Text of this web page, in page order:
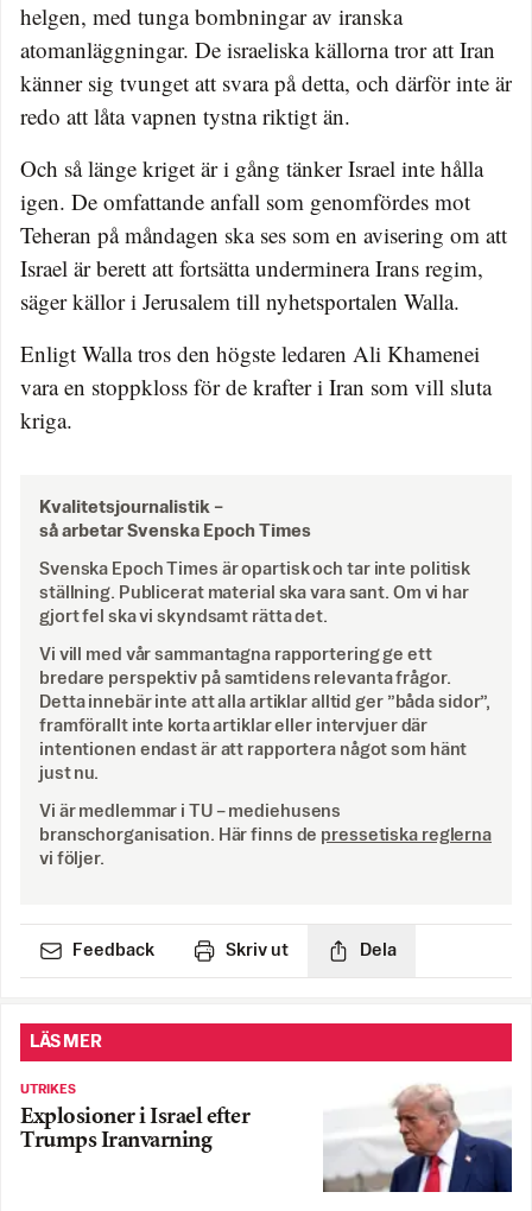
helgen, med tunga bombningar av iranska
atomanläggningar. De israeliska källorna tror att Iran
känner sig tvunget att svara på detta, och därför inte är
redo att låta vapnen tystna riktigt än.
Och så länge kriget är i gång tänker Israel inte hålla
igen. De omfattande anfall som genomfördes mot
Teheran på måndagen ska ses som en avisering om att
Israel är berett att fortsätta underminera Irans regim,
säger källor i Jerusalem till nyhetsportalen Walla.
Enligt Walla tros den högste ledaren Ali Khamenei
vara en stoppkloss för de krafter i Iran som vill sluta
kriga.
Kvalitetsjournalistik –
så arbetar Svenska Epoch Times
Svenska Epoch Times är opartisk och tar inte politisk
ställning. Publicerat material ska vara sant. Om vi har
gjort fel ska vi skyndsamt rätta det.
Vi vill med vår sammantagna rapportering ge ett
bredare perspektiv på samtidens relevanta frågor.
Detta innebär inte att alla artiklar alltid ger ”båda sidor”,
framförallt inte korta artiklar eller intervjuer där
intentionen endast är att rapportera något som hänt
just nu.
Vi är medlemmar i TU – mediehusens
branschorganisation. Här finns de pressetiska reglerna
vi följer.
Feedback Skriv ut Dela
LÄS MER
UTRIKES
Explosioner i Israel efter
Trumps Iranvarning